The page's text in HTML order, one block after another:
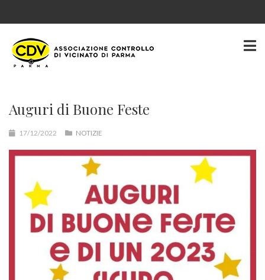
Auguri di Buone Feste
17/12/2022 NOTIZIE